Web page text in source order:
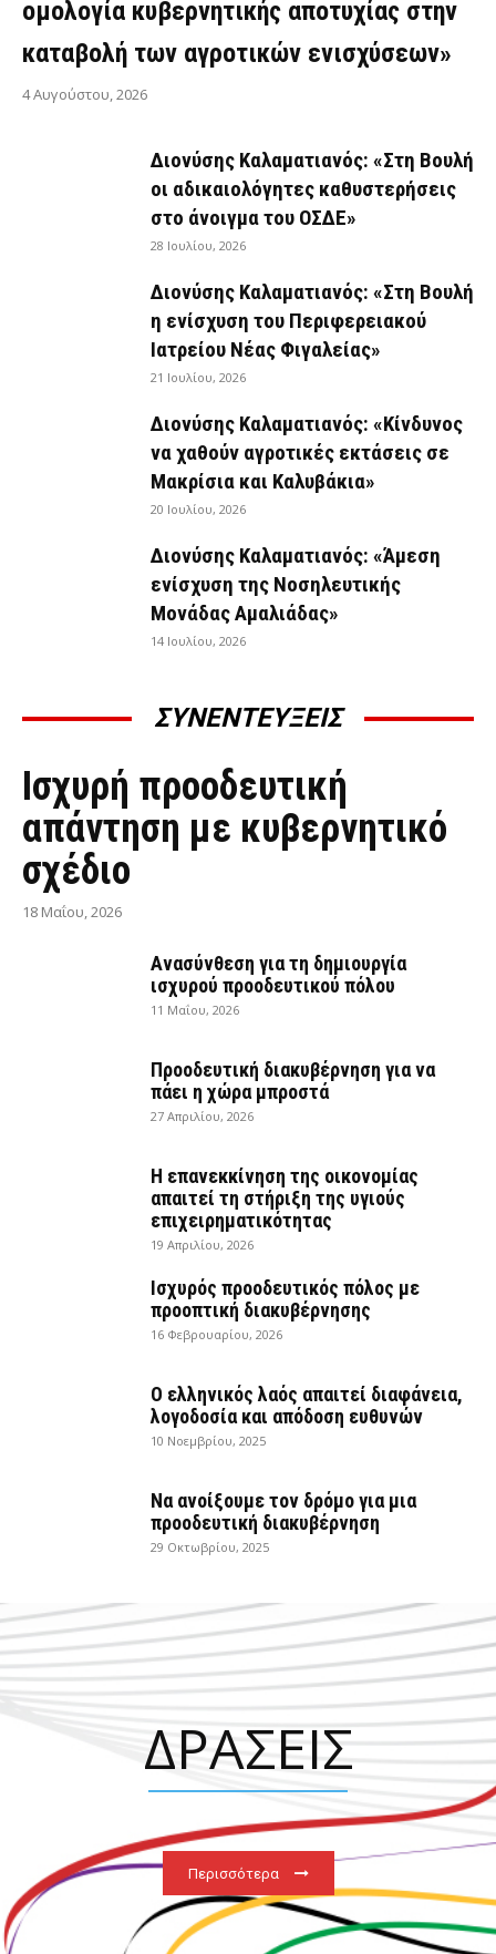
ομολογία κυβερνητικής αποτυχίας στην
καταβολή των αγροτικών ενισχύσεων»
4 Αυγούστου, 2026
Διονύσης Καλαματιανός: «Στη Βουλή
οι αδικαιολόγητες καθυστερήσεις
στο άνοιγμα του ΟΣΔΕ»
28 Ιουλίου, 2026
Διονύσης Καλαματιανός: «Στη Βουλή
η ενίσχυση του Περιφερειακού
Ιατρείου Νέας Φιγαλείας»
21 Ιουλίου, 2026
Διονύσης Καλαματιανός: «Κίνδυνος
να χαθούν αγροτικές εκτάσεις σε
Μακρίσια και Καλυβάκια»
20 Ιουλίου, 2026
Διονύσης Καλαματιανός: «Άμεση
ενίσχυση της Νοσηλευτικής
Μονάδας Αμαλιάδας»
14 Ιουλίου, 2026
ΣΥΝΕΝΤΕΥΞΕΙΣ
ΣΥΝΕΝΤΕΎΞΕΙΣ
Ισχυρή προοδευτική
απάντηση με κυβερνητικό
σχέδιο
18 Μαΐου, 2026
Ανασύνθεση για τη δημιουργία
ισχυρού προοδευτικού πόλου
11 Μαΐου, 2026
Προοδευτική διακυβέρνηση για να
πάει η χώρα μπροστά
27 Απριλίου, 2026
Η επανεκκίνηση της οικονομίας
απαιτεί τη στήριξη της υγιούς
επιχειρηματικότητας
19 Απριλίου, 2026
Ισχυρός προοδευτικός πόλος με
προοπτική διακυβέρνησης
16 Φεβρουαρίου, 2026
Ο ελληνικός λαός απαιτεί διαφάνεια,
λογοδοσία και απόδοση ευθυνών
10 Νοεμβρίου, 2025
Να ανοίξουμε τον δρόμο για μια
προοδευτική διακυβέρνηση
29 Οκτωβρίου, 2025
ΔΡΑΣΕΙΣ
Περισσότερα